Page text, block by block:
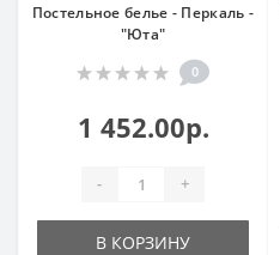
Постельное белье - Перкаль -
"Юта"
0
1 452.00р.
- +
В КОРЗИНУ